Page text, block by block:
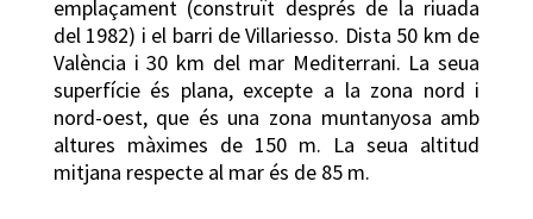
emplaçament (construït després de la riuada
del 1982) i el barri de Villariesso. Dista 50 km de
València i 30 km del mar Mediterrani. La seua
superfície és plana, excepte a la zona nord i
nord-oest, que és una zona muntanyosa amb
altures màximes de 150 m. La seua altitud
mitjana respecte al mar és de 85 m.